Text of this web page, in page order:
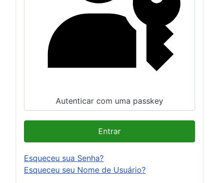
Autenticar com uma passkey
Entrar
Esqueceu sua Senha?
Esqueceu seu Nome de Usuário?